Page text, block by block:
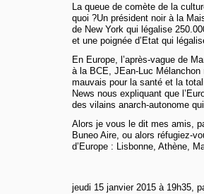
La queue de comète de la
quoi ?Un président noir à la
de New York qui légalise
et une poignée d’Etat qui
En Europe, l’après-vague de
à la BCE, JEan-Luc Mélanchon
mauvais pour la santé et la
News nous expliquant que
des vilains anarch-autonome
Alors je vous le dit mes amis,
Buneo Aire, ou alors réfugiez-
d’Europe : Lisbonne, Athène,
jeudi 15 janvier 2015 à 19h35,